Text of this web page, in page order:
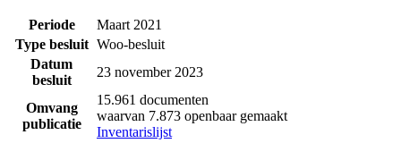
Periode
Maart 2021
Type besluit Woo-besluit
Datum
besluit
23 november 2023
Omvang
publicatie
15.961 documenten
waarvan 7.873 openbaar gemaakt
Inventarislijst